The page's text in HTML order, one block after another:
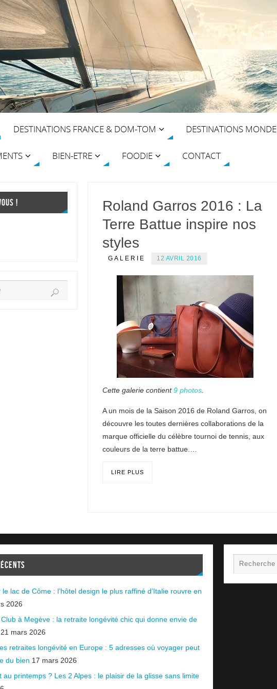
DESTINATIONS FRANCE & DOM-TOM DESTINATIONS MONDE
BIEN-ETRE FOODIE CONTACT
Roland Garros 2016 : La
Terre Battue inspire nos
styles
GALERIE 12 AVRIL 2016
Cette galerie contient9 photos
A un mois de la Saison 2016 de Roland Garros, on
découvre les toutes dernières collaborations de la
marque officielle du célèbre tournoi de tennis, aux
couleurs de la terre battue.…
LIRE PLUS
!
lac de Côme : l’hôtel design le plus raffiné d’Italie rouvre en
2026
à Megève : la retraite longévité chic qui donne envie de
21 mars 2026
retraites longévité en Europe : 5 adresses où voyager peut
du bien 17 mars 2026
au printemps ? Les 2 Alpes : le plaisir de la glisse sans limite